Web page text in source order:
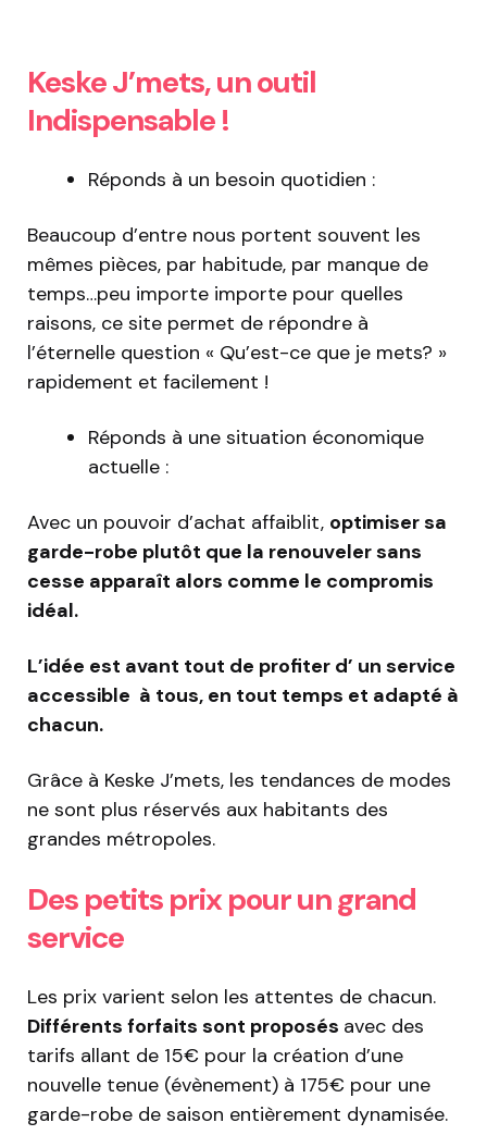
Keske J’mets, un outil
Indispensable !
Réponds à un besoin quotidien :
Beaucoup d’entre nous portent souvent les
mêmes pièces, par habitude, par manque de
temps…peu importe importe pour quelles
raisons, ce site permet de répondre à
l’éternelle question « Qu’est-ce que je mets? »
rapidement et facilement !
Réponds à une situation économique
actuelle :
Avec un pouvoir d’achat affaiblit, optimiser sa
garde-robe plutôt que la renouveler sans
cesse apparaît alors comme le compromis
idéal.
L’idée est avant tout de profiter d’ un service
accessible à tous, en tout temps et adapté à
chacun.
Grâce à Keske J’mets, les tendances de modes
ne sont plus réservés aux habitants des
grandes métropoles.
Des petits prix pour un grand
service
Les prix varient selon les attentes de chacun.
Différents forfaits sont proposés avec des
tarifs allant de 15€ pour la création d’une
nouvelle tenue (évènement) à 175€ pour une
garde-robe de saison entièrement dynamisée.